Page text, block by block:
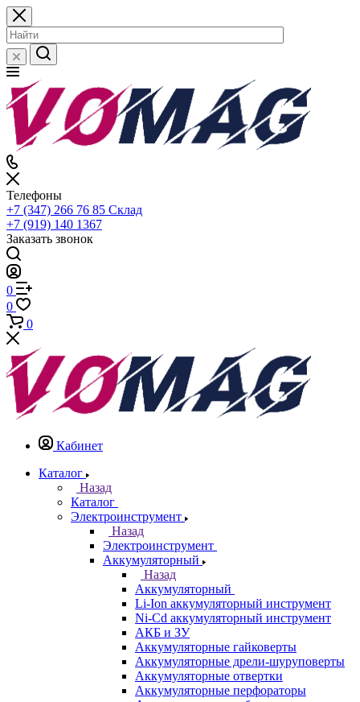
Телефоны
+7 (347) 266 76 85 Склад
+7 (919) 140 1367
Заказать звонок
0
0
0
Кабинет
Каталог
Назад
Каталог
Электроинструмент
Назад
Электроинструмент
Аккумуляторный
Назад
Аккумуляторный
Li-Ion аккумуляторный инструмент
Ni-Cd аккумуляторный инструмент
АКБ и ЗУ
Аккумуляторные гайковерты
Аккумуляторные дрели-шуруповерты
Аккумуляторные отвертки
Аккумуляторные перфораторы